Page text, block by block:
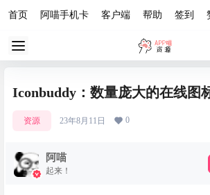
首页 阿喵手机卡 客户端 帮助 签到
Iconbuddy：数量庞大的在线图
资源 23年8月11日 0
阿喵
起来！